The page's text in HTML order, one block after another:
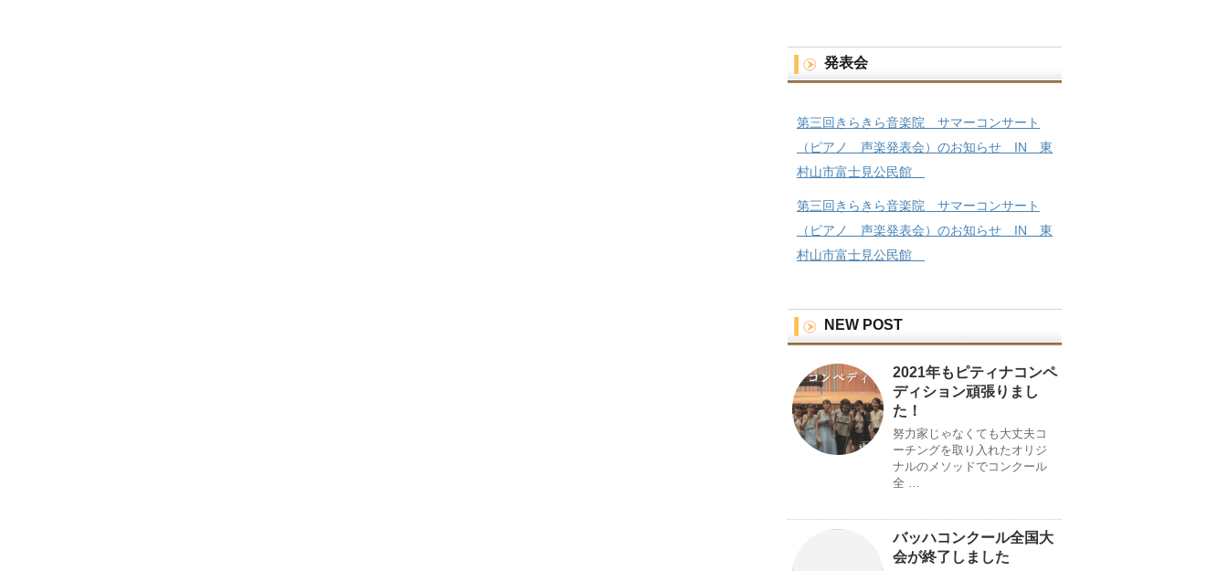
発表会
第三回きらきら音楽院 サマーコンサート
（ピアノ 声楽発表会）のお知らせ IN 東
村山市富士見公民館
第三回きらきら音楽院 サマーコンサート
（ピアノ 声楽発表会）のお知らせ IN 東
村山市富士見公民館
NEW POST
2021年もピティナコンペ
ディション頑張りまし
た！
努力家じゃなくても大丈夫コ
ーチングを取り入れたオリジ
ナルのメソッドでコンクール
全 …
バッハコンクール全国大
会が終了しました